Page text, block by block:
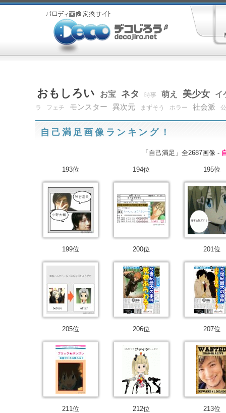
おもしろい お宝 ネタ 時事 萌え 美少女 イ
ラ フェチ モンスター 異次元 まずそう ホラー 社会派
自己満足画像ランキング！
「自己満足」全2687画像 -
193位 194位 195位
199位 200位 201位
205位 206位 207位
211位 212位 213位